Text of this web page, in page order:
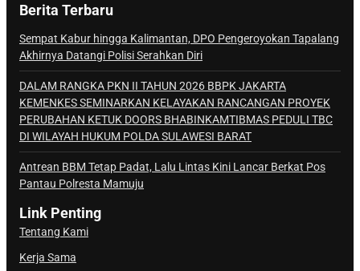
Berita Terbaru
Sempat Kabur hingga Kalimantan, DPO Pengeroyokan Tapalang
Akhirnya Datangi Polisi Serahkan Diri
DALAM RANGKA PKN II TAHUN 2026 BBPK JAKARTA
KEMENKES SEMINARKAN KELAYAKAN RANCANGAN PROYEK
PERUBAHAN KETUK DOORS BHABINKAMTIBMAS PEDULI TBC
DI WILAYAH HUKUM POLDA SULAWESI BARAT
Antrean BBM Tetap Padat, Lalu Lintas Kini Lancar Berkat Pos
Pantau Polresta Mamuju
Link Penting
Tentang Kami
Kerja Sama